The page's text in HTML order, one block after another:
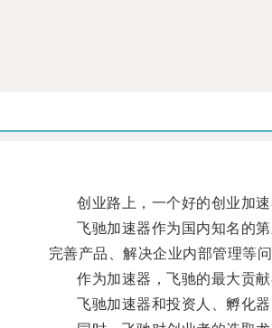
创业路上，一个好的创业加速
飞驰加速器作为国内知名的第
完善产品、解决企业内部管理等
作为加速器，飞驰的最大贡献
飞驰加速器和投资人、孵化器